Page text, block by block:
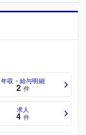
年収・給与明細
2 件
求人
4 件